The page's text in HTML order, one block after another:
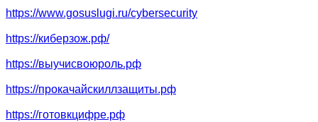
https://www.gosuslugi.ru/cybersecurity
https://киберзож.рф/
https://выучисвоюроль.рф
https://прокачайскиллзащиты.рф
https://готовкцифре.рф